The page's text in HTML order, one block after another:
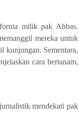
milik pak Abbas.
mereka untuk
kunjungan. Sementara,
cara bertanam,
mendekati pak